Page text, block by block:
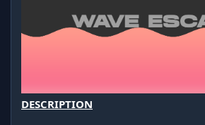
r
é
n
DESCRIPTION